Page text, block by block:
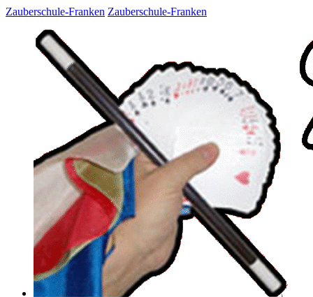
Zauberschule-Franken Zauberschule-Franken